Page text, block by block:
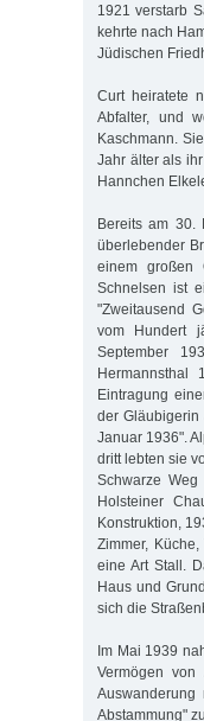
1921 verstarb
kehrte nach
Jüdischen
Curt heiratete
Abfalter, und
Kaschmann.
Jahr älter als
Hannchen
Bereits am 30.
überlebender
einem großen
Schnelsen ist
"Zweitausend
vom Hundert
September
Hermannsthal
Eintragung
der Gläubigerin
Januar 1936".
dritt lebten sie
Schwarze
Holsteiner
Konstruktion,
Zimmer,
eine Art Stall.
Haus und
sich die
Im Mai 1939
Vermögen
Abstammung"